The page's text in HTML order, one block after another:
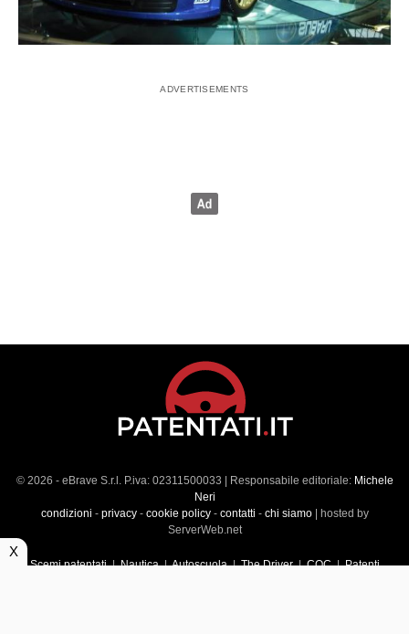
© 2026 - eBrave S.r.l. P.iva: 02311500033 | Responsabile editoriale: Michele
Neri
condizioni - privacy- cookie policy- contatti - chi siamo| hosted by
ServerWeb.net
Scemi patentati|Nautica|Autoscuola|The Driver|CQC|Patenti
X